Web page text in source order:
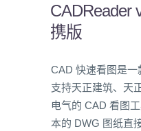
CADReader
携版
CAD 快速看图是
支持天正建筑、天
电气的 CAD 看图
本的 DWG 图纸直